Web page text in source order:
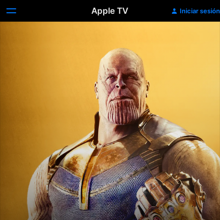
Apple TV Iniciar sesión